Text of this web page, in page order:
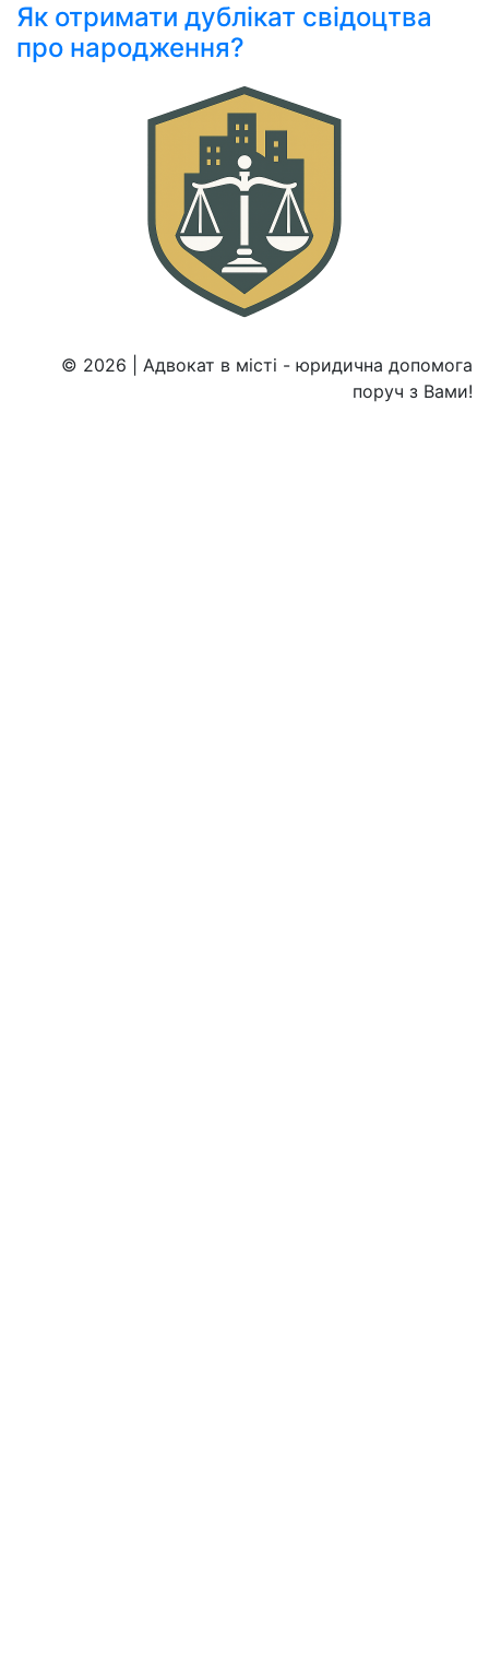
Як отримати дублікат свідоцтва
про народження?
© 2026 | Адвокат в місті - юридична допомога
поруч з Вами!